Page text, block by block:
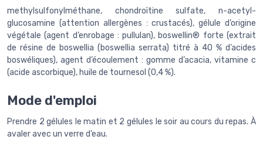
methylsulfonylméthane, chondroïtine sulfate, n-acetyl-
glucosamine (attention allergènes : crustacés), gélule d’origine
végétale (agent d’enrobage : pullulan), boswellin® forte (extrait
de résine de boswellia (boswellia serrata) titré à 40 % d’acides
boswéliques), agent d’écoulement : gomme d’acacia, vitamine c
(acide ascorbique), huile de tournesol (0,4 %).
Mode d'emploi
Prendre 2 gélules le matin et 2 gélules le soir au cours du repas. À
avaler avec un verre d’eau.